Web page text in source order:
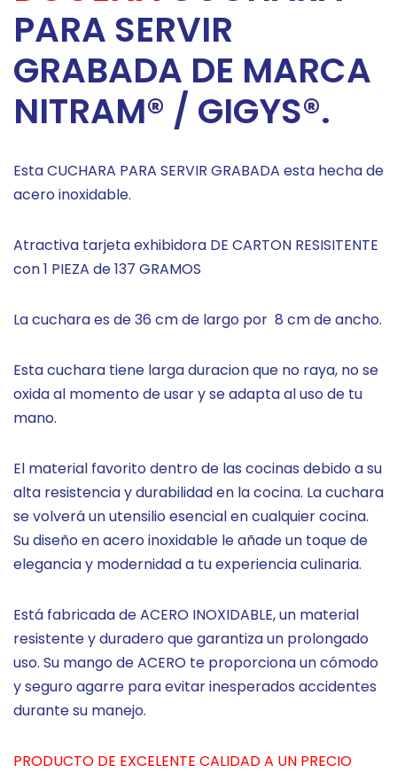
PARA SERVIR
GRABADA DE MARCA
NITRAM® / GIGYS®.
Esta CUCHARA PARA SERVIR GRABADA esta hecha de
acero inoxidable.
Atractiva tarjeta exhibidora DE CARTON RESISITENTE
con 1 PIEZA de 137 GRAMOS
La cuchara es de 36 cm de largo por 8 cm de ancho.
Esta cuchara tiene larga duracion que no raya, no se
oxida al momento de usar y se adapta al uso de tu
mano.
El material favorito dentro de las cocinas debido a su
alta resistencia y durabilidad en la cocina. La cuchara
se volverá un utensilio esencial en cualquier cocina.
Su diseño en acero inoxidable le añade un toque de
elegancia y modernidad a tu experiencia culinaria.
Está fabricada de ACERO INOXIDABLE, un material
resistente y duradero que garantiza un prolongado
uso. Su mango de ACERO te proporciona un cómodo
y seguro agarre para evitar inesperados accidentes
durante su manejo.
PRODUCTO DE EXCELENTE CALIDAD A UN PRECIO